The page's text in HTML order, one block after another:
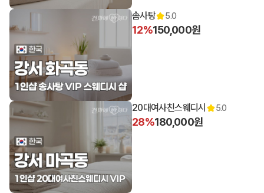
솜사탕 5.0
12%150,000원
20대여사친스웨디시 5.0
28%180,000원